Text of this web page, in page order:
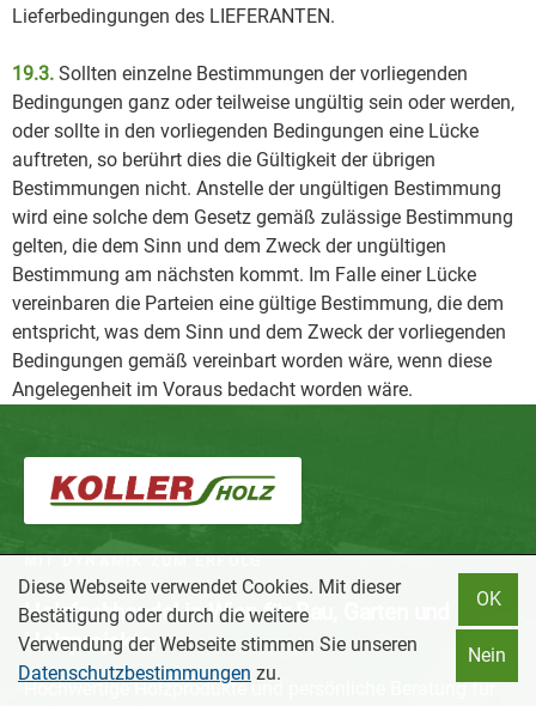
Lieferbedingungen des LIEFERANTEN.
19.3. Sollten einzelne Bestimmungen der vorliegenden
Bedingungen ganz oder teilweise ungültig sein oder werden,
oder sollte in den vorliegenden Bedingungen eine Lücke
auftreten, so berührt dies die Gültigkeit der übrigen
Bestimmungen nicht. Anstelle der ungültigen Bestimmung
wird eine solche dem Gesetz gemäß zulässige Bestimmung
gelten, die dem Sinn und dem Zweck der ungültigen
Bestimmung am nächsten kommt. Im Falle einer Lücke
vereinbaren die Parteien eine gültige Bestimmung, die dem
entspricht, was dem Sinn und dem Zweck der vorliegenden
Bedingungen gemäß vereinbart worden wäre, wenn diese
Angelegenheit im Voraus bedacht worden wäre.
MIT DYNAMIK ZUM ERFOLG
Holzfachhandel in Wien für Bau, Garten und
Holzprojekte.
Hochwertige Holzprodukte und persönliche Beratung für
Diese Webseite verwendet Cookies. Mit dieser
Bestätigung oder durch die weitere
Verwendung der Webseite stimmen Sie unseren
Datenschutzbestimmungen zu.
OK
Nein